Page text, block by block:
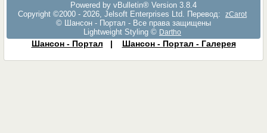
Powered by vBulletin® Version 3.8.4
Copyright ©2000 - 2026, Jelsoft Enterprises Ltd. Перевод:
zCarot
© Шансон - Портал - Все права защищены
Lightweight Styling © Dartho
Шансон - Портал | Шансон - Портал - Галерея